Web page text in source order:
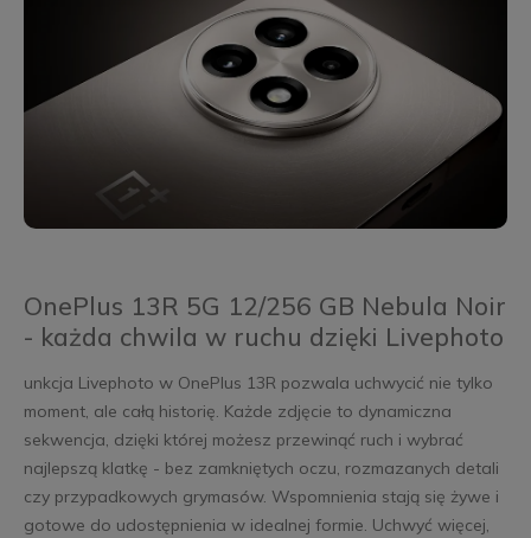
OnePlus 13R 5G 12/256 GB Nebula Noir
- każda chwila w ruchu dzięki Livephoto
unkcja Livephoto w OnePlus 13R pozwala uchwycić nie tylko
moment, ale całą historię. Każde zdjęcie to dynamiczna
sekwencja, dzięki której możesz przewinąć ruch i wybrać
najlepszą klatkę - bez zamkniętych oczu, rozmazanych detali
czy przypadkowych grymasów. Wspomnienia stają się żywe i
gotowe do udostępnienia w idealnej formie. Uchwyć więcej,